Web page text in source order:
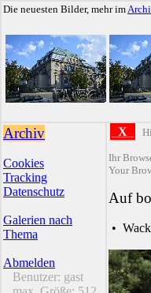
Die neuesten Bilder, mehr im
Archiv
Cookies
Tracking
Datenschutz
Galerien nach
Thema
Abmelden
Benutzer: gast
X
Ihr
Your
Auf
•